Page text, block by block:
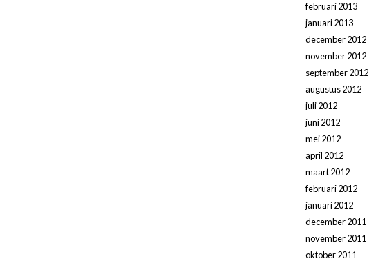
februari 2013
januari 2013
december 2012
november 2012
september 2012
augustus 2012
juli 2012
juni 2012
mei 2012
april 2012
maart 2012
februari 2012
januari 2012
december 2011
november 2011
oktober 2011